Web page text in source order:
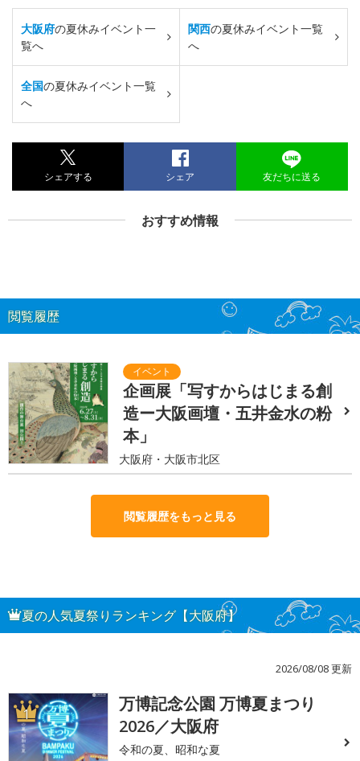
大阪府の夏休みイベント一
覧へ
関西の夏休みイベント一覧
へ
全国の夏休みイベント一覧
へ
シェアする シェア 友だちに送る
おすすめ情報
閲覧履歴
企画展「写すからはじまる創
造ー大阪画壇・五井金水の粉
本」
大阪府・大阪市北区
閲覧履歴をもっと見る
夏の人気夏祭りランキング【大阪府】
2026/08/08 更新
1
万博記念公園 万博夏まつり
2026／大阪府
令和の夏、昭和な夏